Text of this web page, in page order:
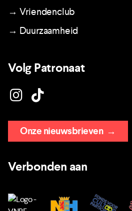
→ Vriendenclub
→ Duurzaamheid
Volg Patronaat
Onze nieuwsbrieven→
Verbonden aan